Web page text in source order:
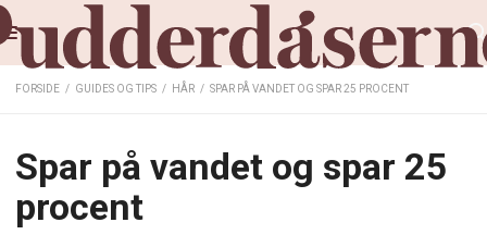
FORSIDE / GUIDES OG TIPS / HÅR / SPAR PÅ VANDET OG SPAR 25 PROCENT
Spar på vandet og spar 25
procent